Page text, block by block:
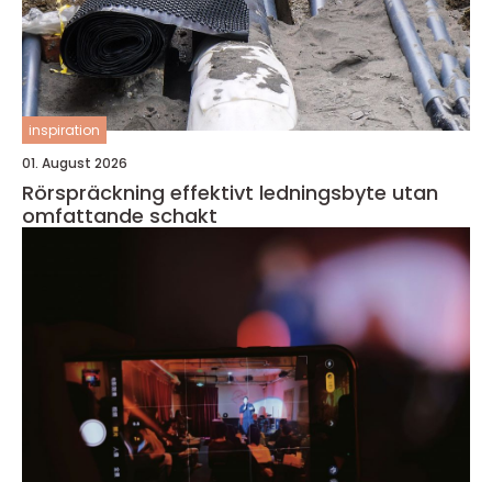
inspiration
01. August 2026
Rörspräckning effektivt ledningsbyte utan
omfattande schakt